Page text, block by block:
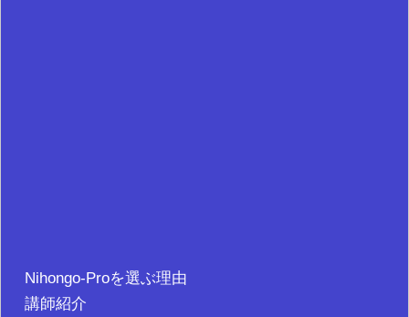
Nihongo-Proを選ぶ理由
講師紹介